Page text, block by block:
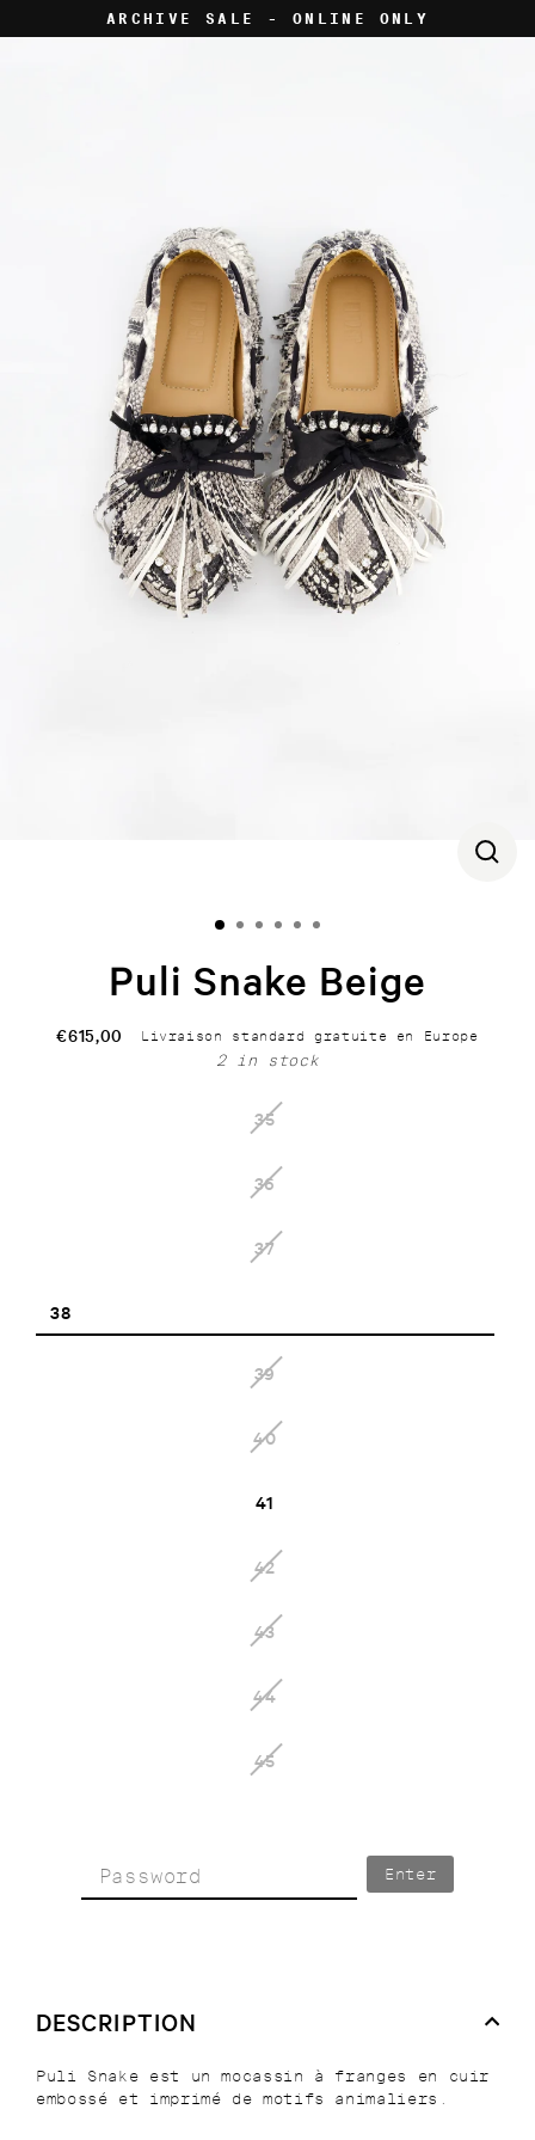
to
ARCHIVE SALE - ONLINE ONLY
Puli Snake Beige
Regular
price
€615,00 Livraison standard gratuite en Europe
2 in stock
35
36
37
38
39
40
41
42
43
44
45
Enter
DESCRIPTION
Puli Snake est un mocassin à franges en cuir
embossé et imprimé de motifs animaliers.